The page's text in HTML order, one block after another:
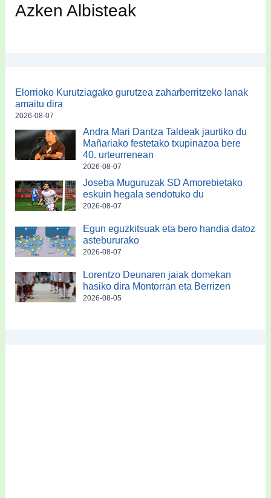
Azken Albisteak
Elorrioko Kurutziagako gurutzea zaharberritzeko lanak
amaitu dira
2026-08-07
Andra Mari Dantza Taldeak jaurtiko du
Mañariako festetako txupinazoa bere
40. urteurrenean
2026-08-07
Joseba Muguruzak SD Amorebietako
eskuin hegala sendotuko du
2026-08-07
Egun eguzkitsuak eta bero handia datoz
astebururako
2026-08-07
Lorentzo Deunaren jaiak domekan
hasiko dira Montorran eta Berrizen
2026-08-05